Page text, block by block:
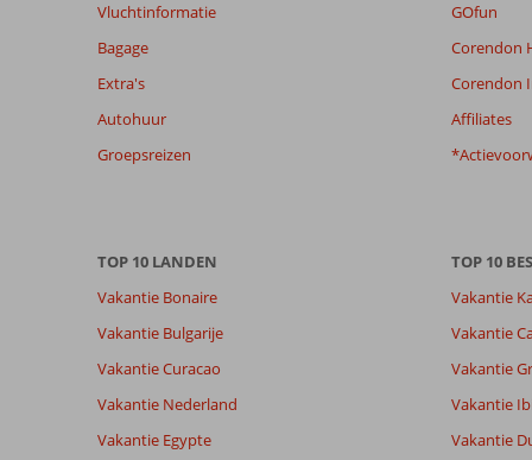
de
te
over
onze
beoordelingen.
Totale score
Gebaseerd op:
638,5
Aanrader
Eten
Vluchtinformatie
Bagage
Extra's
Autohuur
Groepsreizen
GOfun
Corendon
Corendon
Affiliates
TOP 10 LANDEN
Vakantie Bonaire
Vakantie Bulgarije
Vakantie Curacao
Vakantie Nederland
Vakantie Egypte
TOP 10
Vakantie
Vakantie
Vakantie
Vakantie
Vakantie